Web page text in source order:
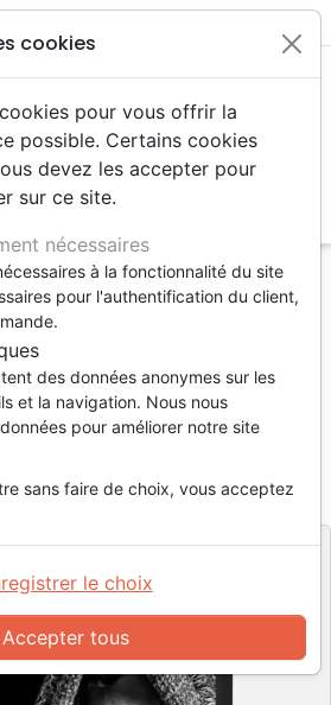
5 - boîtier 3 DVD
5
3700000288763
EDITIONS
cookies
pour vous offrir la
possible. Certains cookies
devez les accepter pour
sur ce site.
nécessaires
à la fonctionnalité du site
pour l'authentification du client,
des données anonymes sur les
et la navigation. Nous nous
pour améliorer notre site
sans faire de choix, vous acceptez
Accepter tous
le choix